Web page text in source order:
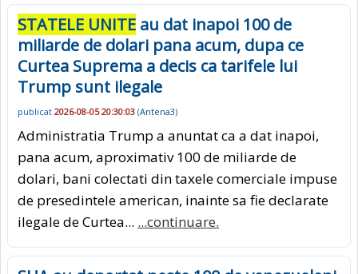
STATELE UNITE au dat inapoi 100 de
miliarde de dolari pana acum, dupa ce
Curtea Suprema a decis ca tarifele lui
Trump sunt ilegale
publicat 2026-08-05 20:30:03 (Antena3)
Administratia Trump a anuntat ca a dat inapoi,
pana acum, aproximativ 100 de miliarde de
dolari, bani colectati din taxele comerciale impuse
de presedintele american, inainte sa fie declarate
ilegale de Curtea... ...continuare.